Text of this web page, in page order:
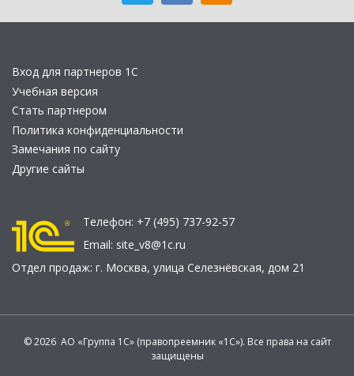
Вход для партнеров 1С
Учебная версия
Стать партнером
Политика конфиденциальности
Замечания по сайту
Другие сайты
Телефон: +7 (495) 737-92-57
Email: site_v8@1c.ru
Отдел продаж: г. Москва, улица Селезнёвская, дом 21
© 2026 АО «Группа 1С» (правопреемник «1С»). Все права на сайт
защищены